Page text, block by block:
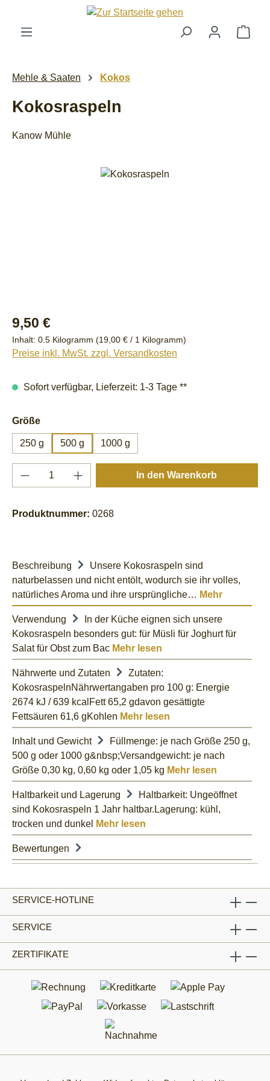
Zum Hauptinhalt springen
Mehle & Saaten Kokos
Kokosraspeln
Kanow Mühle
Bildergalerie überspringen
Regulärer Preis:
9,50 €
Inhalt: 0.5 Kilogramm (19,00 € / 1 Kilogramm)
Preise inkl. MwSt. zzgl. Versandkosten
Sofort verfügbar, Lieferzeit: 1-3 Tage **
Größeauswählen
250 g 500 g 1000 g
Produkt Anzahl: Gib den gewünschten
In den Warenkorb
Produktnummer: 0268
Beschreibung
Unsere Kokosraspeln sind
naturbelassen und nicht entölt, wodurch sie ihr volles,
natürliches Aroma und ihre ursprüngliche… Mehr
Verwendung
In der Küche eignen sich unsere
Kokosraspeln besonders gut: für Müsli für Joghurt für
Salat für Obst zum Bac Mehr lesen
Nährwerte und Zutaten
Zutaten:
KokosraspelnNährwertangaben pro 100 g: Energie
2674 kJ / 639 kcalFett 65,2 gdavon gesättigte
Fettsäuren 61,6 gKohlen Mehr lesen
Inhalt und Gewicht
Füllmenge: je nach Größe 250 g,
500 g oder 1000 g&nbsp;Versandgewicht: je nach
Größe 0,30 kg, 0,60 kg oder 1,05 kg Mehr lesen
Haltbarkeit und Lagerung
Haltbarkeit: Ungeöffnet
sind Kokosraspeln 1 Jahr haltbar.Lagerung: kühl,
trocken und dunkel
Mehr lesen
Bewertungen
SERVICE-HOTLINE
SERVICE
ZERTIFIKATE